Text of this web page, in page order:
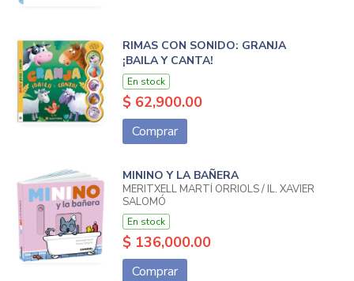
RIMAS CON SONIDO: GRANJA
¡BAILA Y CANTA!
En stock
$ 62,900.00
Comprar
MININO Y LA BAÑERA
MERITXELL MARTÍ ORRIOLS / IL. XAVIER
SALOMÓ
En stock
$ 136,000.00
Comprar